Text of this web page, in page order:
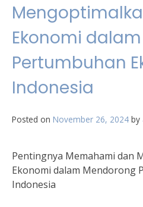
Ekonomi
Pertumbuhan
Indonesia
Posted on November 26, 2024 by
Pentingnya Memahami dan
Ekonomi dalam Mendorong
Indonesia